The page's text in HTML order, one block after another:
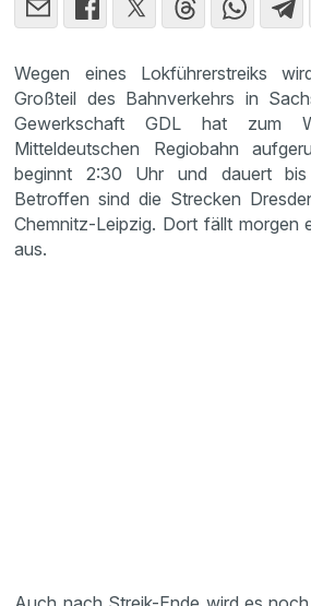
Wegen eines Lokführerstreiks
Großteil des Bahnverkehrs in
Gewerkschaft GDL hat zum
Mitteldeutschen Regiobahn
beginnt 2:30 Uhr und dauert
Betroffen sind die Strecken
Chemnitz-Leipzig. Dort fällt morgen
aus.